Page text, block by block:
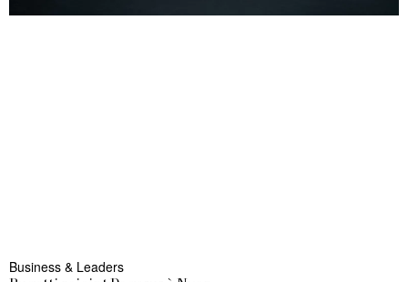
Business & Leaders